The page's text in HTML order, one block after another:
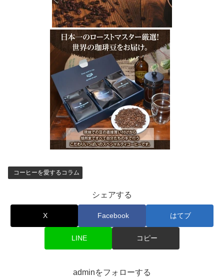
コーヒーを愛するコラム
シェアする
X Facebook はてブ
LINE コピー
adminをフォローする